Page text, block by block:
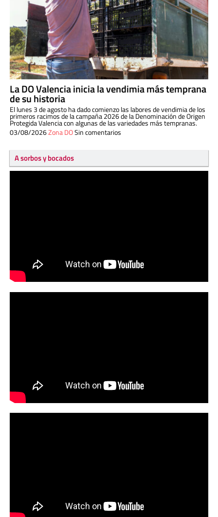
La DO Valencia inicia la vendimia más temprana
de su historia
El lunes 3 de agosto ha dado comienzo las labores de vendimia de los
primeros racimos de la campaña 2026 de la Denominación de Origen
Protegida Valencia con algunas de las variedades más tempranas.
03/08/2026Zona DOSin comentarios
A sorbos y bocados